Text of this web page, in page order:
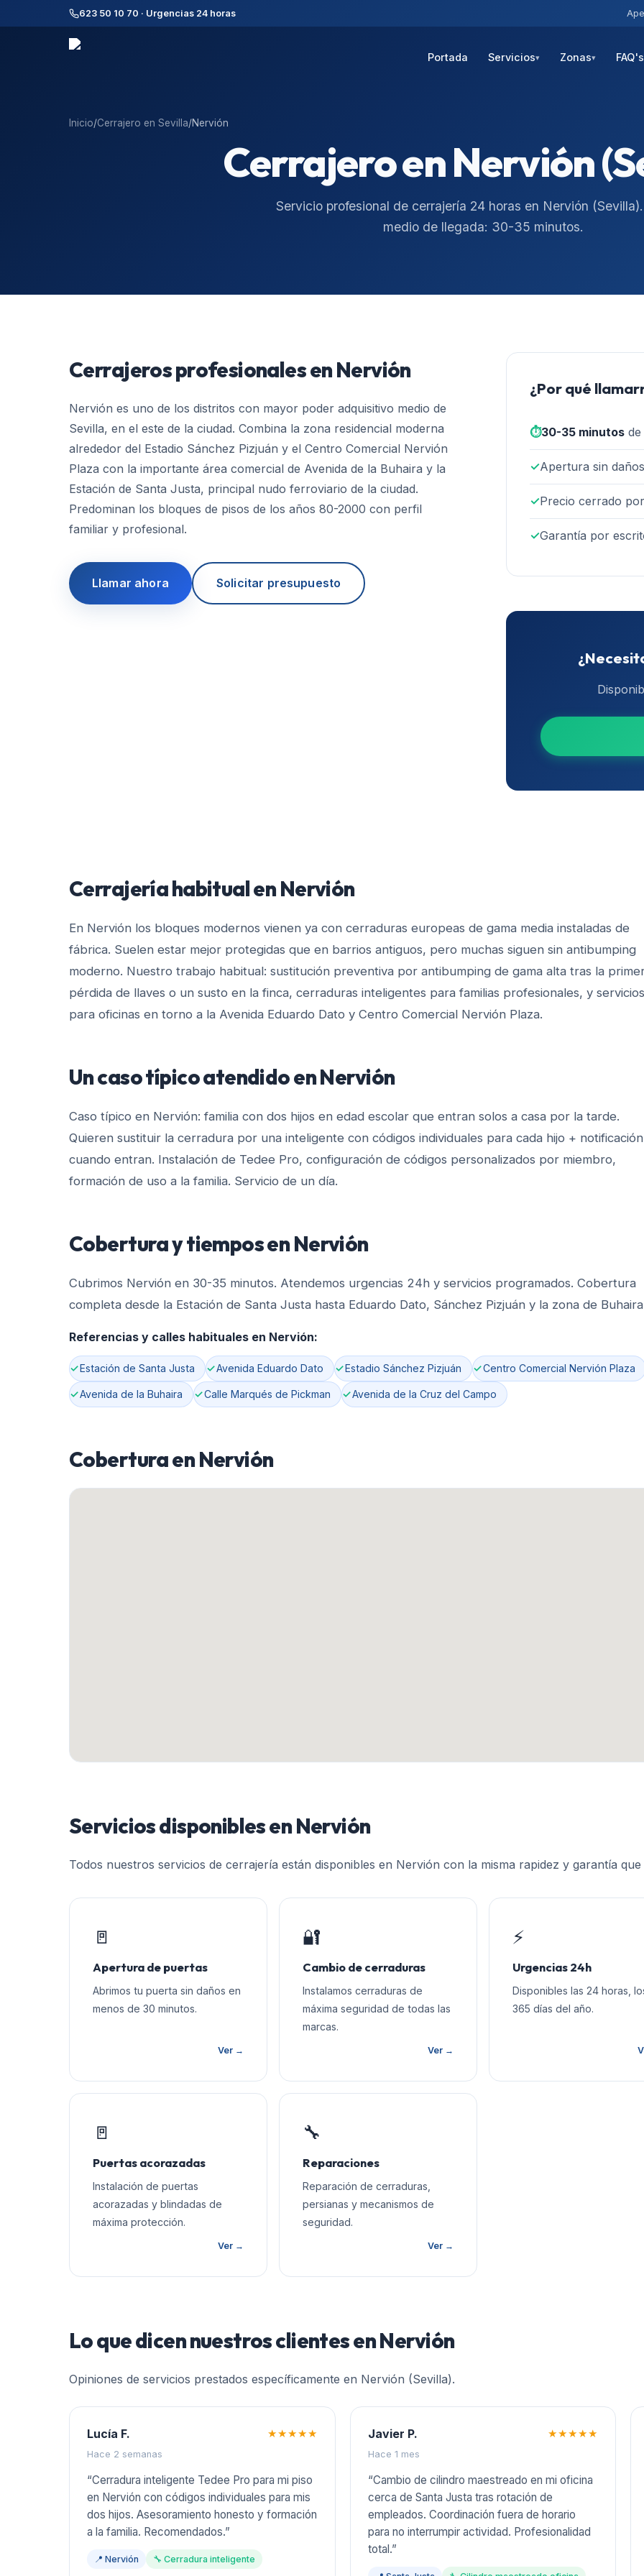
623 50 10 70 · Urgencias 24 horas
Portada Servicios▾ Zonas▾ FAQ's
Inicio/Cerrajero en Sevilla/Nervión
Cerrajero enNervión
Servicio profesional de cerrajería 24 horas en Nervión (Sevilla
medio de llegada: 30-35 minutos.
Cerrajeros profesionales enNervión
Nervión es uno de los distritos con mayor poder adquisitivo medio de
Sevilla, en el este de la ciudad. Combina la zona residencial moderna
alrededor del Estadio Sánchez Pizjuán y el Centro Comercial Nervión
Plaza con la importante área comercial de Avenida de la Buhaira y la
Estación de Santa Justa, principal nudo ferroviario de la ciudad.
Predominan los bloques de pisos de los años 80-2000 con perfil
familiar y profesional.
Llamar ahora Solicitar presupuesto
¿Por qué
⏱️30-35 minutos
✓Apertura sin
✓Precio cerrado
✓Garantía por
Cerrajería habitual enNervión
En Nervión los bloques modernos vienen ya con cerraduras europeas de gama media instaladas de
fábrica. Suelen estar mejor protegidas que en barrios antiguos, pero muchas siguen sin antibumping
moderno. Nuestro trabajo habitual: sustitución preventiva por antibumping de gama alta tras la
pérdida de llaves o un susto en la finca, cerraduras inteligentes para familias profesionales, y servicios
para oficinas en torno a la Avenida Eduardo Dato y Centro Comercial Nervión Plaza.
Un caso típico atendido enNervión
Caso típico en Nervión: familia con dos hijos en edad escolar que entran solos a casa por la tarde.
Quieren sustituir la cerradura por una inteligente con códigos individuales para cada hijo + notificación
cuando entran. Instalación de Tedee Pro, configuración de códigos personalizados por miembro,
formación de uso a la familia. Servicio de un día.
Cobertura y tiempos enNervión
Cubrimos Nervión en 30-35 minutos. Atendemos urgencias 24h y servicios programados. Cobertura
completa desde la Estación de Santa Justa hasta Eduardo Dato, Sánchez Pizjuán y la zona de
Referencias y calles habituales en Nervión:
Estación de Santa Justa Avenida Eduardo Dato Estadio Sánchez Pizjuán Centro Comercial Nervión Plaza
Avenida de la Buhaira Calle Marqués de Pickman Avenida de la Cruz del Campo
Cobertura enNervión
Servicios disponibles enNervión
Todos nuestros servicios de cerrajería están disponibles en Nervión con la misma rapidez y garantía
🚪
Apertura de puertas
Abrimos tu puerta sin daños en
menos de 30 minutos.
Ver →
🔐
Cambio de cerraduras
Instalamos cerraduras de
máxima seguridad de todas las
marcas.
Ver →
⚡
Urgencias 24h
Disponibles las 24 horas,
365 días del año.
🚪
Puertas acorazadas
Instalación de puertas
acorazadas y blindadas de
máxima protección.
Ver →
🔧
Reparaciones
Reparación de cerraduras,
persianas y mecanismos de
seguridad.
Ver →
Lo que dicen nuestros clientes enNervión
Opiniones de servicios prestados específicamente en Nervión (Sevilla).
Lucía F.
Hace 2 semanas
★★★★★
“Cerradura inteligente Tedee Pro para mi piso
en Nervión con códigos individuales para mis
dos hijos. Asesoramiento honesto y formación
a la familia. Recomendados.”
📍 Nervión 🔧 Cerradura inteligente
Javier P.
Hace 1 mes
★★★★★
“Cambio de cilindro maestreado en mi oficina
cerca de Santa Justa tras rotación de
empleados. Coordinación fuera de horario
para no interrumpir actividad. Profesionalidad
total.”